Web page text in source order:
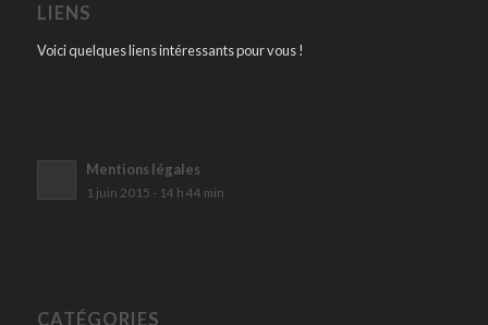
LIENS
Voici quelques liens intéressants pour vous !
Mentions légales
1 juin 2015 - 14 h 44 min
CATÉGORIES